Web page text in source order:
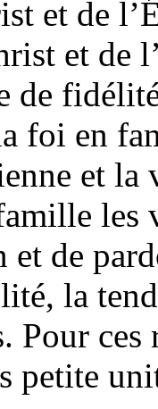
et de
et de
de
foi en
et la
les
et de
la
Pour
petite